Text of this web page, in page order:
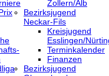
Zollern/Alb
Bezirksjugend
Neckar-Fils
Kreisjugend
‎Esslingen/
Terminkalender
Finanzen
Bezirksjugend